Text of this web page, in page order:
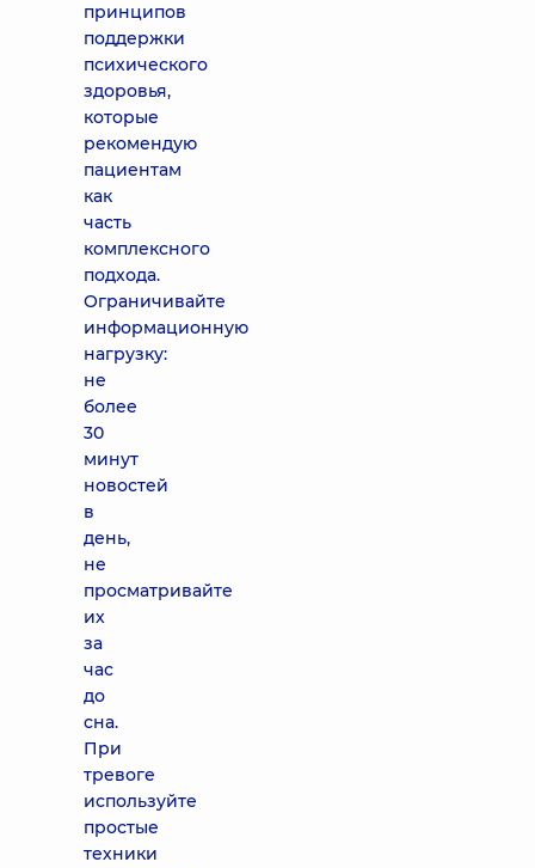
принципов
поддержки
психического
здоровья,
которые
рекомендую
пациентам
как
часть
комплексного
подхода.
Ограничивайте
информационную
нагрузку:
не
более
30
минут
новостей
в
день,
не
просматривайте
их
за
час
до
сна.
При
тревоге
используйте
простые
техники